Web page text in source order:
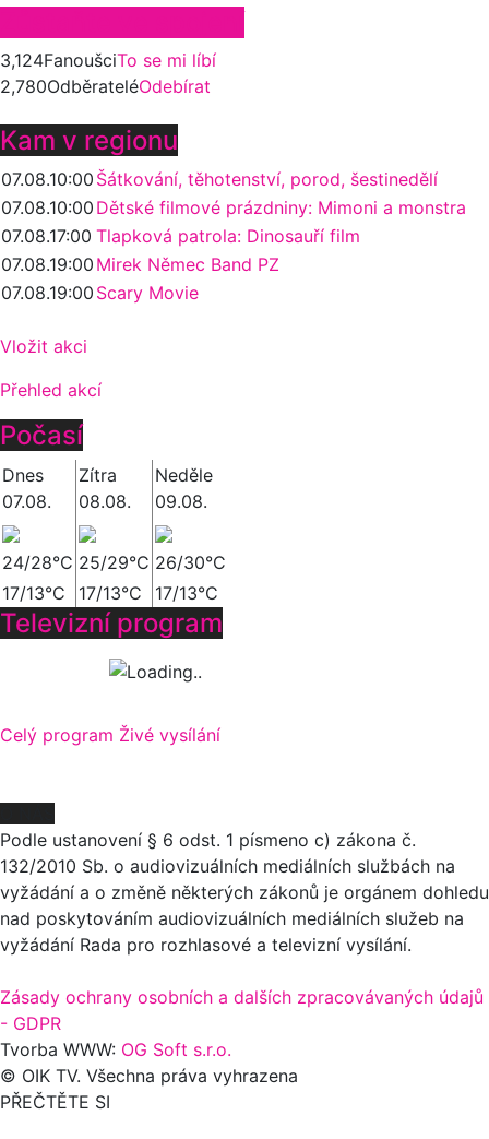
3,124FanoušciTo se mi líbí
2,780OdběrateléOdebírat
Kam v regionu
07.08.10:00 Šátkování, těhotenství, porod, šestinedělí
07.08.10:00 Dětské filmové prázdniny: Mimoni a monstra
07.08.17:00 Tlapková patrola: Dinosauří film
07.08.19:00 Mirek Němec Band PZ
07.08.19:00 Scary Movie
Vložit akci
Přehled akcí
Počasí
Dnes
07.08.
Zítra
08.08.
Neděle
09.08.
24/28°C 25/29°C 26/30°C
17/13°C
17/13°C 17/13°C
Televizní program
Celý program Živé vysílání
Podle ustanovení § 6 odst. 1 písmeno c) zákona č.
132/2010 Sb. o audiovizuálních mediálních službách na
vyžádání a o změně některých zákonů je orgánem dohledu
nad poskytováním audiovizuálních mediálních služeb na
vyžádání Rada pro rozhlasové a televizní vysílání.
Zásady ochrany osobních a dalších zpracovávaných údajů
- GDPR
Tvorba WWW: OG Soft s.r.o.
© OIK TV. Všechna práva vyhrazena
PŘEČTĚTE SI